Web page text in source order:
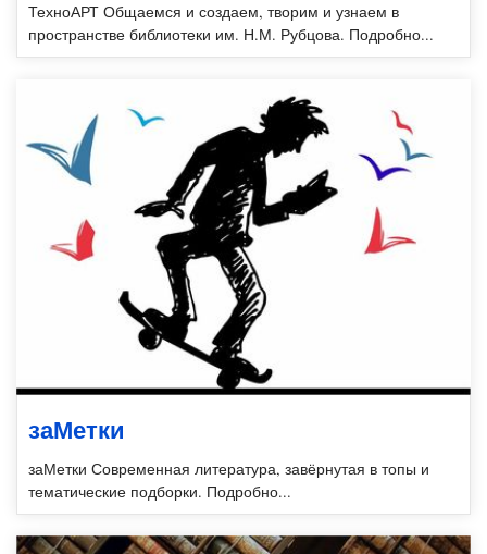
ТехноАРТ Общаемся и создаем, творим и узнаем в
пространстве библиотеки им. Н.М. Рубцова. Подробно...
заМетки
заМетки Современная литература, завёрнутая в топы и
тематические подборки. Подробно...